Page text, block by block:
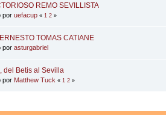
REMO SEVILLISTA
poruefacup «1 2 »
TOMAS CATIANE
porasturgabriel
del Betis al Sevilla
por Matthew Tuck «1 2 »